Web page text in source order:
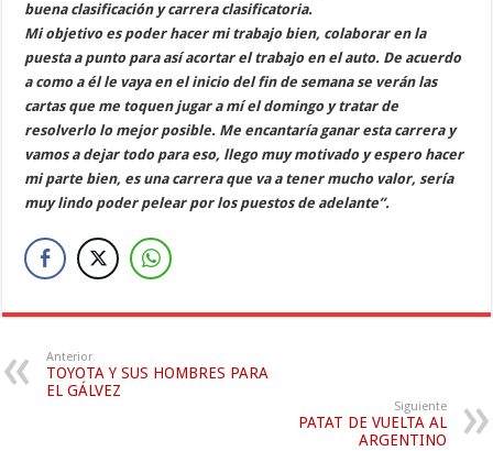
buena clasificación y carrera clasificatoria.
Mi objetivo es poder hacer mi trabajo bien, colaborar en la
puesta a punto para así acortar el trabajo en el auto. De acuerdo
a como a él le vaya en el inicio del fin de semana se verán las
cartas que me toquen jugar a mí el domingo y tratar de
resolverlo lo mejor posible. Me encantaría ganar esta carrera y
vamos a dejar todo para eso, llego muy motivado y espero hacer
mi parte bien, es una carrera que va a tener mucho valor, sería
muy lindo poder pelear por los puestos de adelante”.
Anterior
TOYOTA Y SUS HOMBRES PARA
EL GÁLVEZ
Siguiente
PATAT DE VUELTA AL
ARGENTINO